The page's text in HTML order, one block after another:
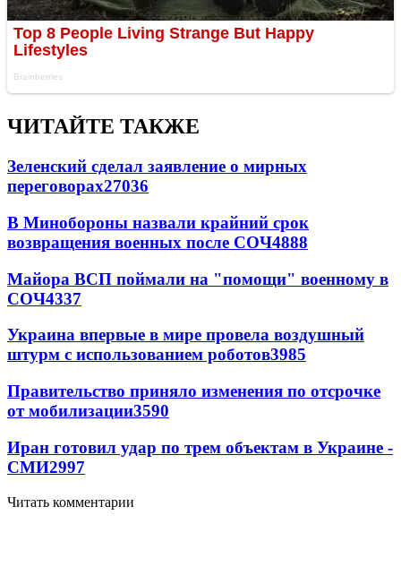
ЧИТАЙТЕ ТАКЖЕ
Зеленский сделал заявление о мирных
переговорах27036
В Минобороны назвали крайний срок
возвращения военных после СОЧ4888
Майора ВСП поймали на "помощи" военному в
СОЧ4337
Украина впервые в мире провела воздушный
штурм с использованием роботов3985
Правительство приняло изменения по отсрочке
от мобилизации3590
Иран готовил удар по трем объектам в Украине -
СМИ2997
Читать комментарии